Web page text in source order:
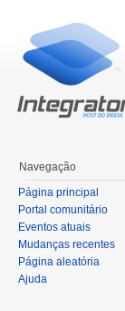
Navegação
Página principal
Portal comunitário
Eventos atuais
Mudanças recentes
Página aleatória
Ajuda